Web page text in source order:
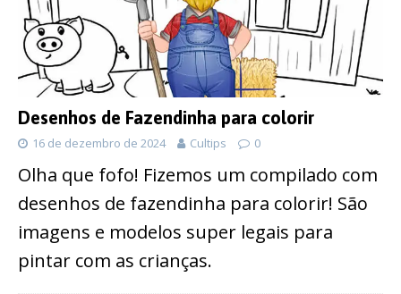
Desenhos de Fazendinha para colorir
16 de dezembro de 2024 Cultips 0
Olha que fofo! Fizemos um compilado com
desenhos de fazendinha para colorir! São
imagens e modelos super legais para
pintar com as crianças.